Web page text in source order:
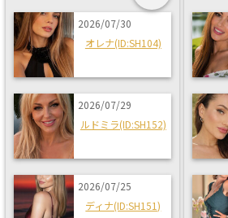
2026/07/30
オレナ(ID:SH104)
2026/07/29
ルドミラ(ID:SH152)
2026/07/25
ディナ(ID:SH151)